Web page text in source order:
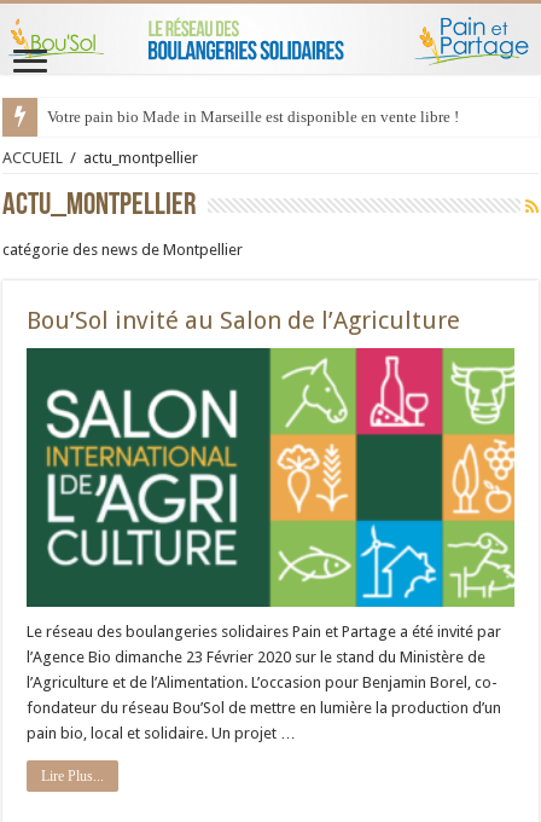
Votre pain bio Made in Marseille est disponible en vente libre !
ACCUEIL / actu_montpellier
actu_montpellier
catégorie des news de Montpellier
Bou’Sol invité au Salon de l’Agriculture
Le réseau des boulangeries solidaires Pain et Partage a été invité par
l’Agence Bio dimanche 23 Février 2020 sur le stand du Ministère de
l’Agriculture et de l’Alimentation. L’occasion pour Benjamin Borel, co-
fondateur du réseau Bou’Sol de mettre en lumière la production d’un
pain bio, local et solidaire. Un projet …
Lire Plus...